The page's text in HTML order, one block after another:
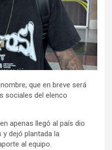
que en breve será
sociales del elenco
apenas llegó al país dio
dejó plantada la
al equipo.